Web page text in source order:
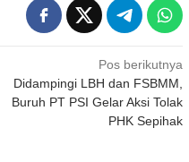
Pos berikutnya
Didampingi LBH dan FSBMM,
Buruh PT PSI Gelar Aksi Tolak
PHK Sepihak